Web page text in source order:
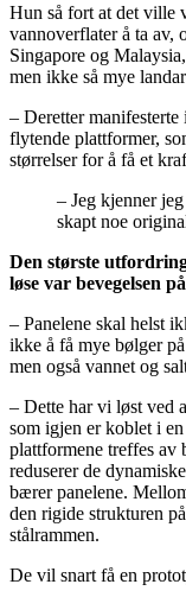
Hun så fort at det ville
vannoverflater å ta av,
Singapore og
men ikke så mye
– Deretter manifesterte
flytende plattformer,
størrelser for å få et
– Jeg kjenner
skapt noe
Den største
løse var bevegelsen
– Panelene skal helst
ikke å få mye bølger
men også vannet og
– Dette har vi løst ved
som igjen er koblet i
plattformene treffes av
reduserer de
bærer panelene.
den rigide strukturen
stålrammen.
De vil snart få en